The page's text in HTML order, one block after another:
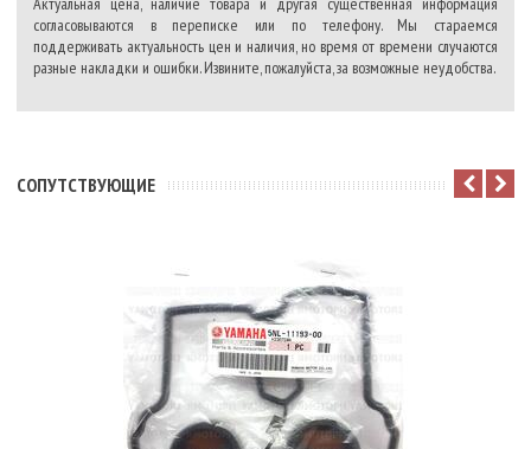
согласовываются в переписке или по телефону. Мы стараемся
поддерживать актуальность цен и наличия, но время от времени случаются
разные накладки и ошибки. Извините, пожалуйста, за возможные неудобства.
CОПУТСТВУЮЩИЕ